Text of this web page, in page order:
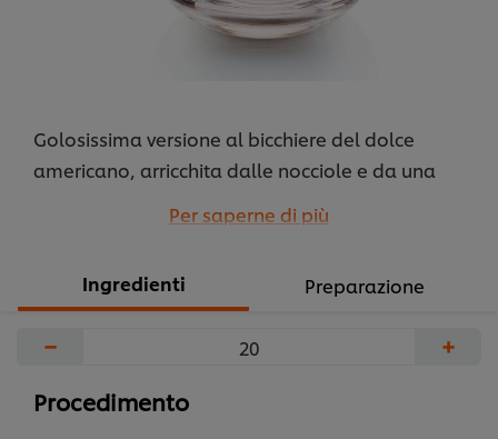
Golosissima versione al bicchiere del dolce
americano, arricchita dalle nocciole e da una
Per saperne di più
Ingredienti Preparazione
− +
Procedimento